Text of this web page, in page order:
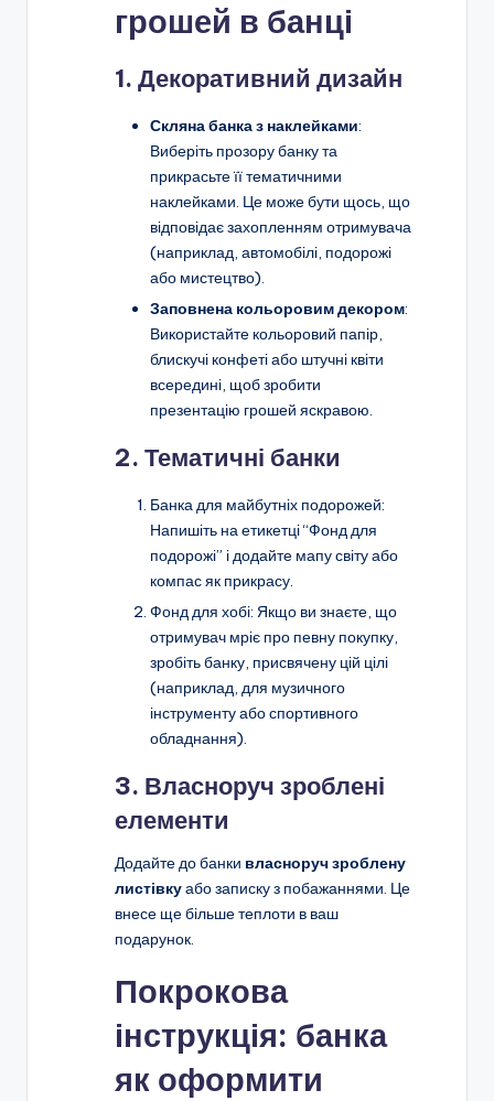
грошей в банці
1. Декоративний дизайн
Скляна банка з наклейками:
Виберіть прозору банку та
прикрасьте її тематичними
наклейками. Це може бути щось, що
відповідає захопленням отримувача
(наприклад, автомобілі, подорожі
або мистецтво).
Заповнена кольоровим декором:
Використайте кольоровий папір,
блискучі конфеті або штучні квіти
всередині, щоб зробити
презентацію грошей яскравою.
2. Тематичні банки
Банка для майбутніх подорожей:
Напишіть на етикетці “Фонд для
подорожі” і додайте мапу світу або
компас як прикрасу.
Фонд для хобі: Якщо ви знаєте, що
отримувач мріє про певну покупку,
зробіть банку, присвячену цій цілі
(наприклад, для музичного
інструменту або спортивного
обладнання).
3. Власноруч зроблені
елементи
Додайте до банки власноруч зроблену
листівкуабо записку з побажаннями. Це
внесе ще більше теплоти в ваш
подарунок.
Покрокова
інструкція: банка
як оформити